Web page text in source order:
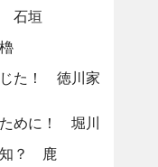
石垣
じた！ 徳川家
めに！ 堀川
知？ 鹿